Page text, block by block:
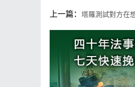
上一篇： 塔羅測試對方在